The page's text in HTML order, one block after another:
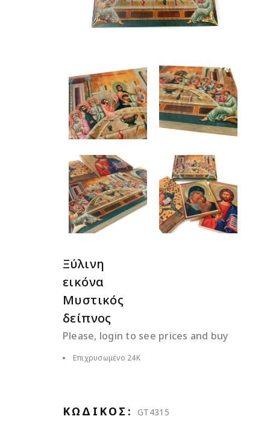
Ξύλινη
εικόνα
Μυστικός
δείπνος
Please, login to see prices and buy
Επιχρυσωμένο 24Κ
ΚΩΔΙΚΌΣ:GT4315